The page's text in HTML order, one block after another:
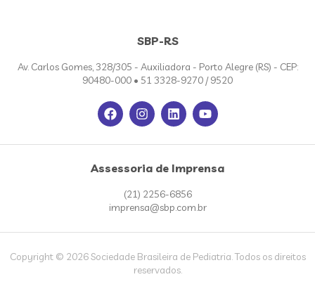
SBP-RS
Av. Carlos Gomes, 328/305 - Auxiliadora - Porto Alegre (RS) - CEP:
90480-000 • 51 3328-9270 / 9520
Assessoria de Imprensa
(21) 2256-6856
imprensa@sbp.com.br
Copyright © 2026 Sociedade Brasileira de Pediatria. Todos os direitos
reservados.